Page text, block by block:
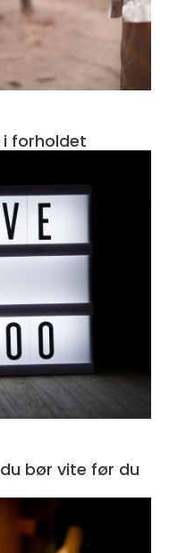
i forholdet